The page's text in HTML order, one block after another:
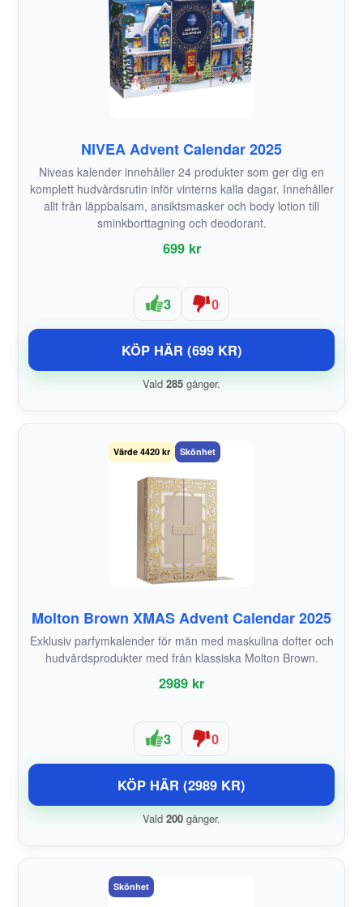
NIVEA Advent Calendar 2025
Niveas kalender innehåller 24 produkter som ger dig en
komplett hudvårdsrutin inför vinterns kalla dagar. Innehåller
allt från läppbalsam, ansiktsmasker och body lotion till
sminkborttagning och deodorant.
699 kr
3 0
KÖP HÄR (699 KR)
Vald 285 gånger.
Värde 4420 kr Skönhet
Molton Brown XMAS Advent Calendar 2025
Exklusiv parfymkalender för män med maskulina dofter och
hudvårdsprodukter med från klassiska Molton Brown.
2989 kr
3 0
KÖP HÄR (2989 KR)
Vald 200 gånger.
Skönhet